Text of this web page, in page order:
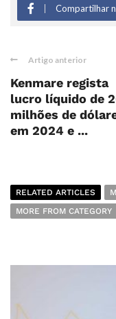
Compartilhar
Artigo anterior
Kenmare regista
lucro líquido de
milhões de
em 2024 e ...
RELATED ARTICLES
MORE FROM CATEGORY